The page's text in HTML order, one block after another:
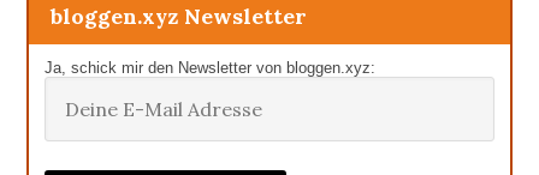
bloggen.xyz Newsletter
Ja, schick mir den Newsletter von bloggen.xyz: